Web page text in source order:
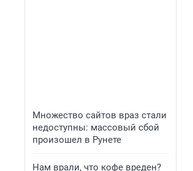
Множество сайтов враз стали
недоступны: массовый сбой
произошел в Рунете
Нам врали, что кофе вреден?